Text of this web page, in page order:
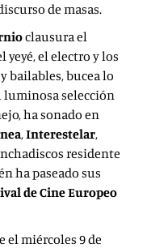
de masas.
clausura el
yeyé, el electro y los
bailables, bucea lo
luminosa selección
ha sonado en
,Interestelar,
residente
ha paseado sus
de Cine Europeo
el miércoles 9 de